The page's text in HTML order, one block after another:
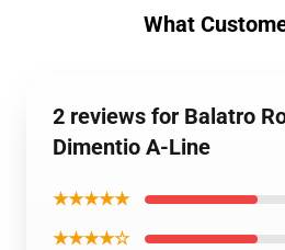
What
2 reviews for Balatro
Dimentio A-Line
★★★★★
★★★★☆